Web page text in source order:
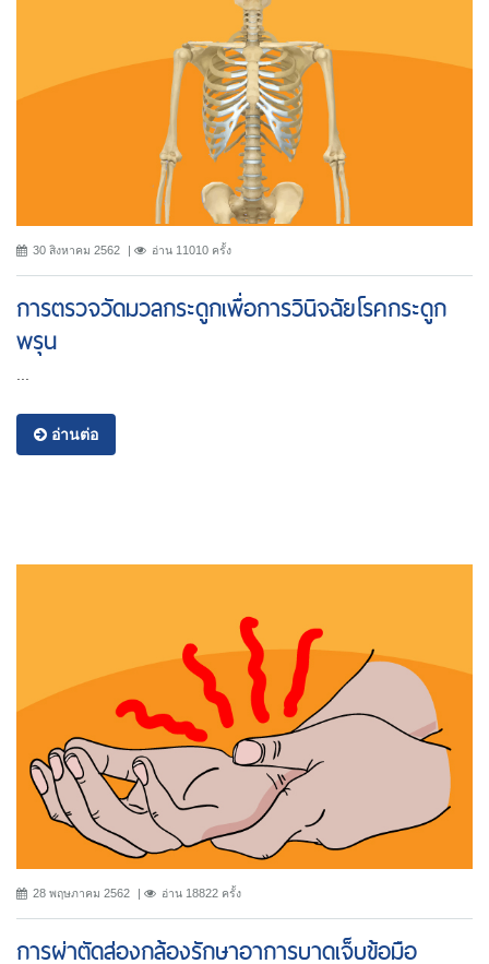
30 สิงหาคม 2562 อ่าน 11010 ครั้ง
การตรวจวัดมวลกระดูกเพื่อการวินิจฉัยโรคกระดูก
พรุน
อ่านต่อ
28 พฤษภาคม 2562 อ่าน 18822 ครั้ง
การผ่าตัดส่องกล้องรักษาอาการบาดเจ็บข้อมือ